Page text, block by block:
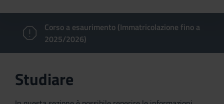
Corso a esaurimento (Immatricolazione fino a
2025/2026)
Studiare